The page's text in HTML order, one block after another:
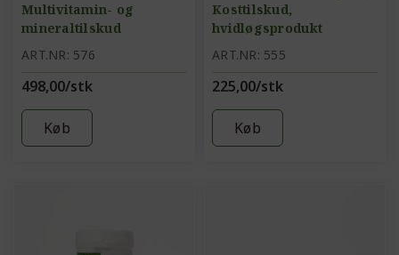
Multivitamin- og
mineraltilskud
ART.NR: 576
498,00/stk
Køb
Kosttilskud,
hvidløgsprodukt
ART.NR: 555
225,00/stk
Køb